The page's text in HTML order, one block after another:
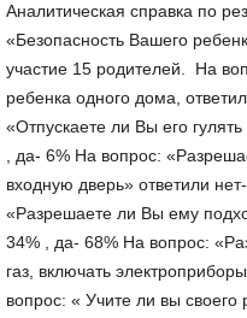
Аналитическая справка по
«Безопасность Вашего
участие 15 родителей. На
ребенка одного дома,
«Отпускаете ли Вы его
, да- 6% На вопрос:
входную дверь» ответили
«Разрешаете ли Вы ему
34% , да- 68% На вопрос:
газ, включать
вопрос: « Учите ли вы своего